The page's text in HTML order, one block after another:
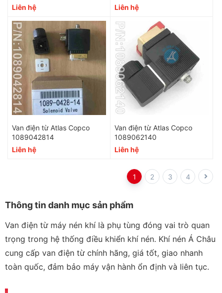
Liên hệ
Liên hệ
Van điện từ Atlas Copco
1089042814
Liên hệ
Van điện từ Atlas Copco
1089062140
Liên hệ
1 2 3 4
Thông tin danh mục sản phẩm
Van điện từ máy nén khí là phụ tùng đóng vai trò quan
trọng trong hệ thống điều khiển khí nén. Khí nén Á Châu
cung cấp van điện từ chính hãng, giá tốt, giao nhanh
toàn quốc, đảm bảo máy vận hành ổn định và liên tục.